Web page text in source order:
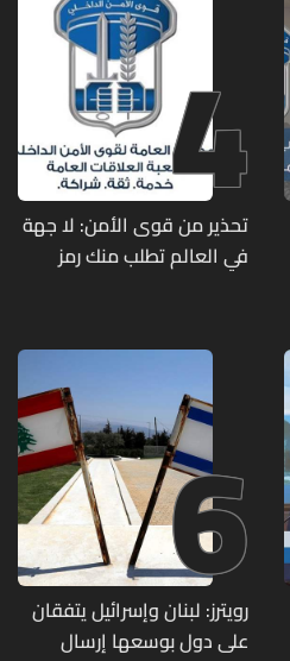
4
تحذير من قوى الأمن: لا جهة
في العالم تطلب منك رمز
6
رويترز: لبنان وإسرائيل يتفقان
على دول بوسعها إرسال